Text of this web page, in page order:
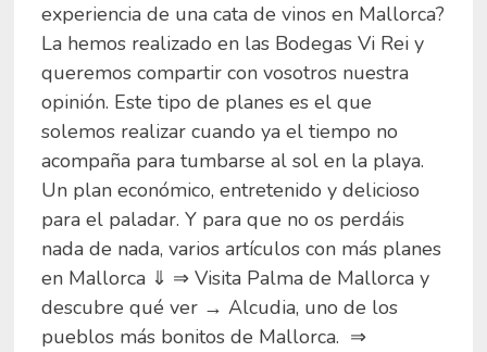
experiencia de una cata de vinos en Mallorca?
La hemos realizado en las Bodegas Vi Rei y
queremos compartir con vosotros nuestra
opinión. Este tipo de planes es el que
solemos realizar cuando ya el tiempo no
acompaña para tumbarse al sol en la playa.
Un plan económico, entretenido y delicioso
para el paladar. Y para que no os perdáis
nada de nada, varios artículos con más planes
en Mallorca ⇓ ⇒ Visita Palma de Mallorca y
descubre qué ver → Alcudia, uno de los
pueblos más bonitos de Mallorca. ⇒